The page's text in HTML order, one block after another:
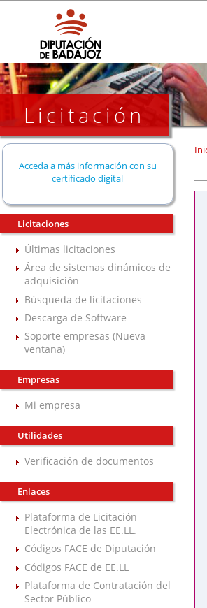
Licitación
Acceda a más información con su
certificado digital
Licitaciones
Últimas licitaciones
Área de sistemas dinámicos de
adquisición
Búsqueda de licitaciones
Descarga de Software
Soporte empresas (Nueva
ventana)
Empresas
Mi empresa
Utilidades
Verificación de documentos
Enlaces
Plataforma de Licitación
Electrónica de las EE.LL.
Códigos FACE de Diputación
Códigos FACE de EE.LL
Plataforma de Contratación del
Sector Público